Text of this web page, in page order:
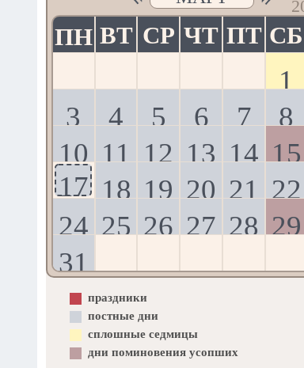
ПН ВТ СР ЧТ ПТ СБ
1
3
4 5 6 7 8
10 11 12 13 14 15
17 18 19 20 21 22
24 25 26 27 28 29
31
праздники
постные дни
сплошные седмицы
дни поминовения усопших